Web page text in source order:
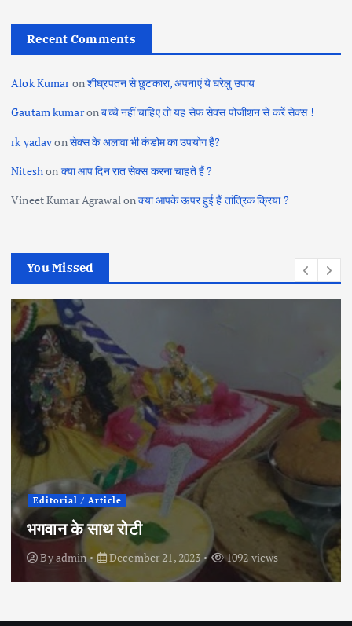
Recent Comments
Alok Kumaronशीघ्रपतन से छुटकारा, अपनाएं ये घरेलु उपाय
Gautam kumaronबच्चे नहीं चाहिए तो यह सेफ सेक्स पोजीशन से करें सेक्स !
rk yadavonसेक्स के अलावा भी कंडोम का उपयोग है?
Nitesh on क्या आप दिन रात सेक्स करना चाहते हैं ?
Vineet Kumar Agrawal onक्या आपके ऊपर हुई हैं तांत्रिक क्रिया ?
You Missed
City News Political
इंदौर के इतिहास में पहली बार कांग्रेस प्रत्याशी ने
चुनाव मैदान छोड़ा
Byadmin April 30, 2024 854 views